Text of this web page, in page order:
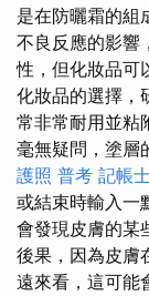
是在防曬霜的組
不良反應的影響
性，但化妝品可
化妝品的選擇，
常非常耐用並粘
毫無疑問，塗層
護照 普考 記帳
或結束時輸入一
會發現皮膚的某
後果，因為皮膚
遠來看，這可能